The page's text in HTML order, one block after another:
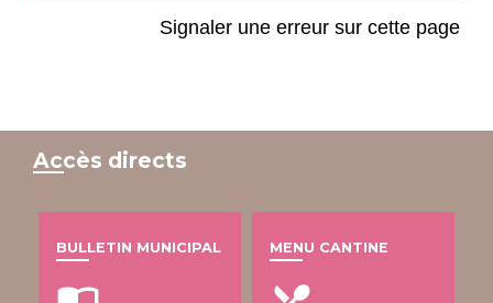
Signaler une erreur sur cette page
Accès directs
BULLETIN MUNICIPAL MENU CANTINE